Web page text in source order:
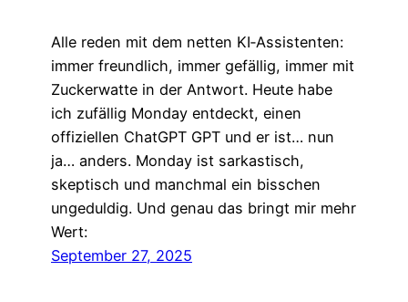
Alle reden mit dem netten KI‑Assistenten:
immer freundlich, immer gefällig, immer mit
Zuckerwatte in der Antwort. Heute habe
ich zufällig Monday entdeckt, einen
offiziellen ChatGPT GPT und er ist… nun
ja… anders. Monday ist sarkastisch,
skeptisch und manchmal ein bisschen
ungeduldig. Und genau das bringt mir mehr
Wert:
September 27, 2025